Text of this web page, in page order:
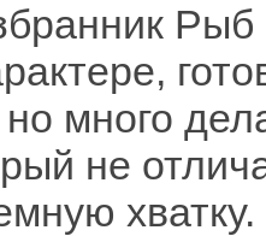
Рыб
много
не
хватку.